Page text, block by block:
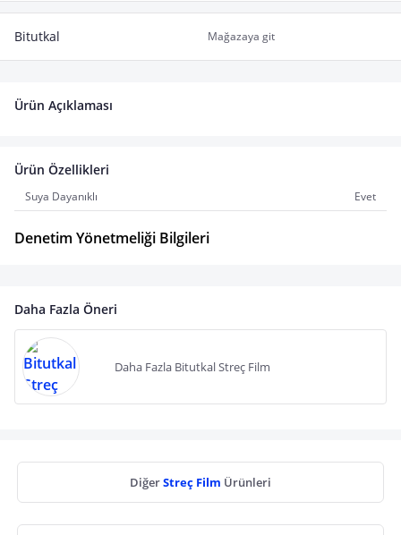
Bitutkal Mağazaya git
Ürün Açıklaması
Ürün Özellikleri
Suya Dayanıklı Evet
Denetim Yönetmeliği Bilgileri
Daha Fazla Öneri
Daha Fazla Bitutkal Streç Film
DiğerStreç Film Ürünleri